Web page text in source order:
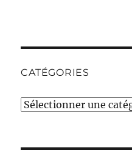
CATÉGORIES
Catégories